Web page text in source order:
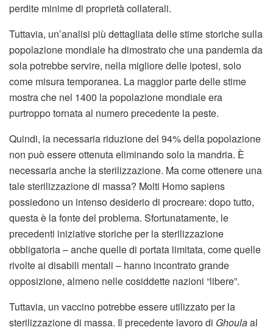
perdite minime di proprietà collaterali.
Tuttavia, un’analisi più dettagliata delle stime storiche sulla
popolazione mondiale ha dimostrato che una pandemia da
sola potrebbe servire, nella migliore delle ipotesi, solo
come misura temporanea. La maggior parte delle stime
mostra che nel 1400 la popolazione mondiale era
purtroppo tornata al numero precedente la peste.
Quindi, la necessaria riduzione del 94% della popolazione
non può essere ottenuta eliminando solo la mandria. È
necessaria anche la sterilizzazione. Ma come ottenere una
tale sterilizzazione di massa? Molti Homo sapiens
possiedono un intenso desiderio di procreare: dopo tutto,
questa è la fonte del problema. Sfortunatamente, le
precedenti iniziative storiche per la sterilizzazione
obbligatoria – anche quelle di portata limitata, come quelle
rivolte ai disabili mentali – hanno incontrato grande
opposizione, almeno nelle cosiddette nazioni “libere”.
Tuttavia, un vaccino potrebbe essere utilizzato per la
sterilizzazione di massa. Il precedente lavoro di Ghoulaal